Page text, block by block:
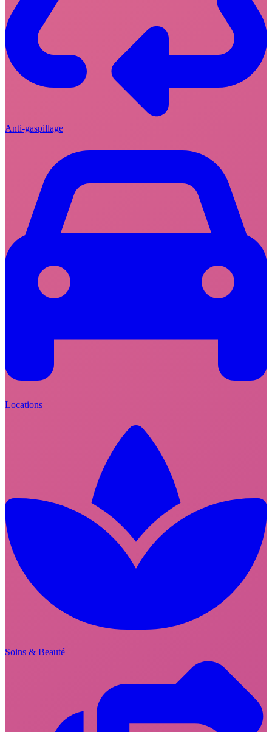
Anti-gaspillage
Locations
Soins & Beauté